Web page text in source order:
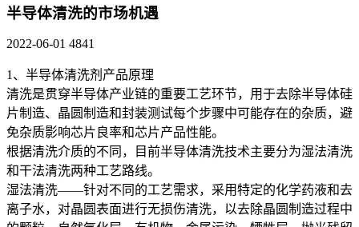
半导体清洗的市场机遇
2022-06-01 4841
1、半导体清洗剂产品原理
清洗是贯穿半导体产业链的重要工艺环节，用于去除半导体硅
片制造、晶圆制造和封装测试每个步骤中可能存在的杂质，避
免杂质影响芯片良率和芯片产品性能。
根据清洗介质的不同，目前半导体清洗技术主要分为湿法清洗
和干法清洗两种工艺路线。
湿法清洗——针对不同的工艺需求，采用特定的化学药液和去
离子水，对晶圆表面进行无损伤清洗，以去除晶圆制造过程中